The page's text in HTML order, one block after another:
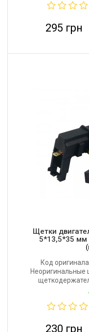
295 грн
Щетки
5*13,5*35 мм
Код
Неоригинальные
Whirlpool,
Правый угол
230 грн